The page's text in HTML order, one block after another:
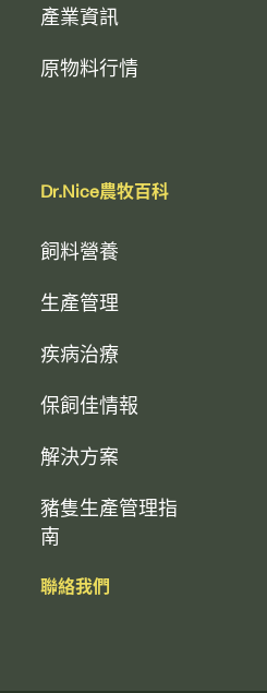
產業資訊
原物料行情
Dr.Nice農牧百科
飼料營養
生產管理
疾病治療
保飼佳情報
解決方案
豬隻生產管理指
南
聯絡我們